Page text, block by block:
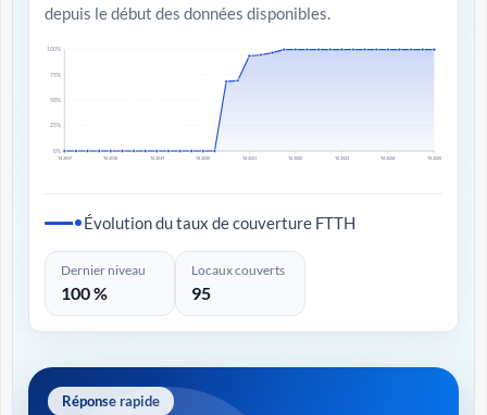
depuis le début des données disponibles.
0%
25%
50%
75%
100%
T4 2017 T4 2018 T4 2019 T4 2020 T4 2021 T4 2022 T4 2023 T4 2024 T4 2025
Évolution du taux de couverture FTTH
Dernier niveau
100 %
Locaux couverts
95
Réponse rapide